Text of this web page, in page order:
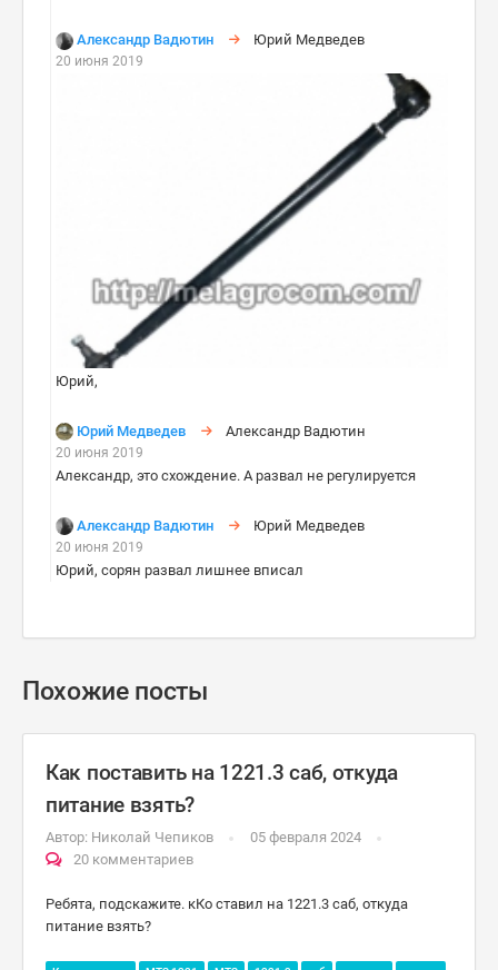
Александр Вадютин Юрий Медведев
20 июня 2019
Юрий,
Юрий Медведев Александр Вадютин
20 июня 2019
Александр, это схождение. А развал не регулируется
Александр Вадютин Юрий Медведев
20 июня 2019
Юрий, сорян развал лишнее вписал
Похожие посты
Как поставить на 1221.3 саб, откуда
питание взять?
Автор: Николай Чепиков
05 февраля 2024
20 комментариев
Ребята, подскажите. кКо ставил на 1221.3 саб, откуда
питание взять?